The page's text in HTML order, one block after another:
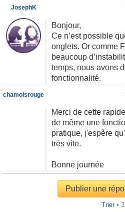
Bonjour,
Ce n’est possible
onglets. Or comme
beaucoup
temps, nous avons
fonctionnalité.
JosephK
Merci de cette
de même une
pratique, j'espère
très vite.
Bonne journée
chamoisrouge
Publier une
Trier• 3